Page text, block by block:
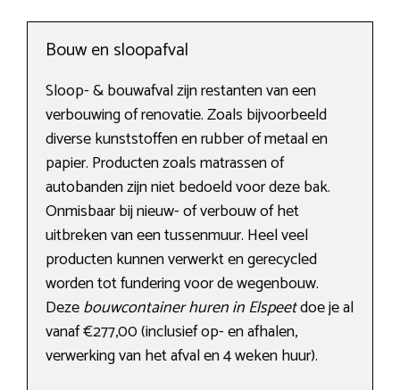
Bouw en sloopafval
Sloop- & bouwafval zijn restanten van een
verbouwing of renovatie. Zoals bijvoorbeeld
diverse kunststoffen en rubber of metaal en
papier. Producten zoals matrassen of
autobanden zijn niet bedoeld voor deze bak.
Onmisbaar bij nieuw- of verbouw of het
uitbreken van een tussenmuur. Heel veel
producten kunnen verwerkt en gerecycled
worden tot fundering voor de wegenbouw.
Dezebouwcontainer huren in Elspeetdoe je al
vanaf €277,00 (inclusief op- en afhalen,
verwerking van het afval en 4 weken huur).